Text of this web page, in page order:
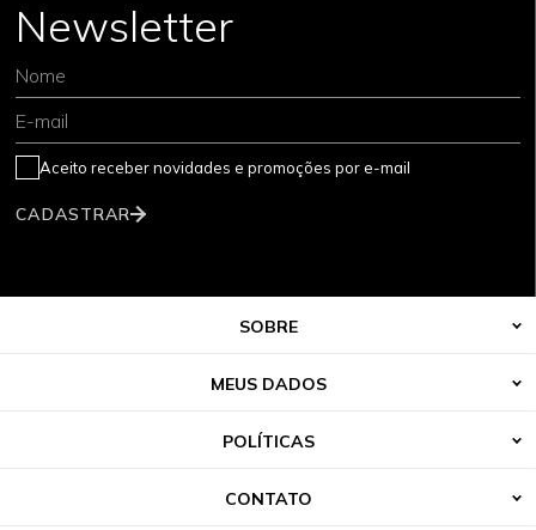
Newsletter
Nome
E-mail
CADASTRAR
Aceito receber novidades e promoções por e-mail
SOBRE
MEUS DADOS
POLÍTICAS
CONTATO